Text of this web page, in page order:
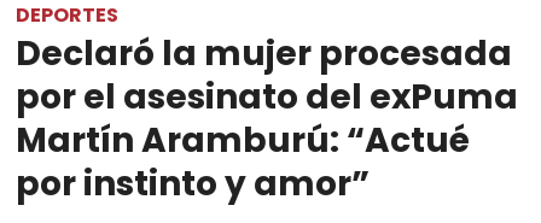
DEPORTES
Declaró la mujer procesada
por el asesinato del exPuma
Martín Aramburú: “Actué
por instinto y amor”